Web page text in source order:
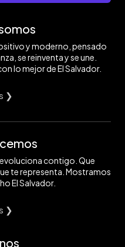
y moderno, pensado
se reinventa y se une.
lo mejor de El Salvador.
❯
contigo. Que
te representa. Mostramos
El Salvador.
❯